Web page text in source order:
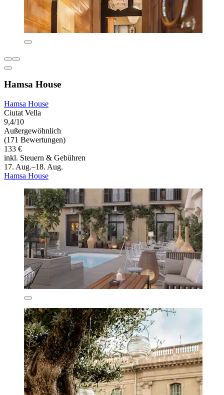
Hamsa House
Hamsa House
Ciutat Vella
9,4/10
Außergewöhnlich
(171 Bewertungen)
133 €
inkl. Steuern & Gebühren
17. Aug.–18. Aug.
Hamsa House